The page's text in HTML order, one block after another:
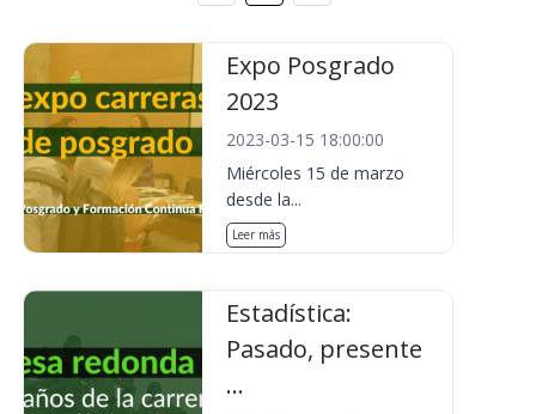
Expo Posgrado
2023
2023-03-15 18:00:00
Miércoles 15 de marzo
desde la...
Leer más
Estadística:
Pasado, presente
...